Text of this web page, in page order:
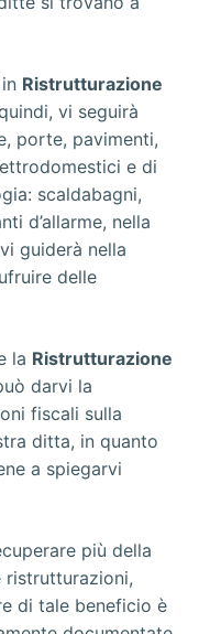
Ristrutturazione
vi seguirà
porte, pavimenti,
e di
scaldabagni,
d’allarme, nella
guiderà nella
delle
la Ristrutturazione
darvi la
fiscali sulla
ditta, in quanto
a spiegarvi
più della
ristrutturazioni,
di tale beneficio è